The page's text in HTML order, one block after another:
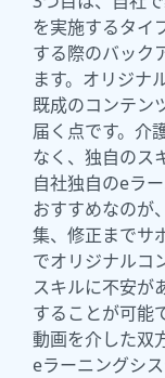
を実施するタイ
する際のバック
ます。オリジナ
既成のコンテン
届く点です。介
なく、独自のス
自社独自のeラ
おすすめなのが
集、修正までサ
でオリジナルコ
スキルに不安が
することが可能
動画を介した双
eラーニングシス